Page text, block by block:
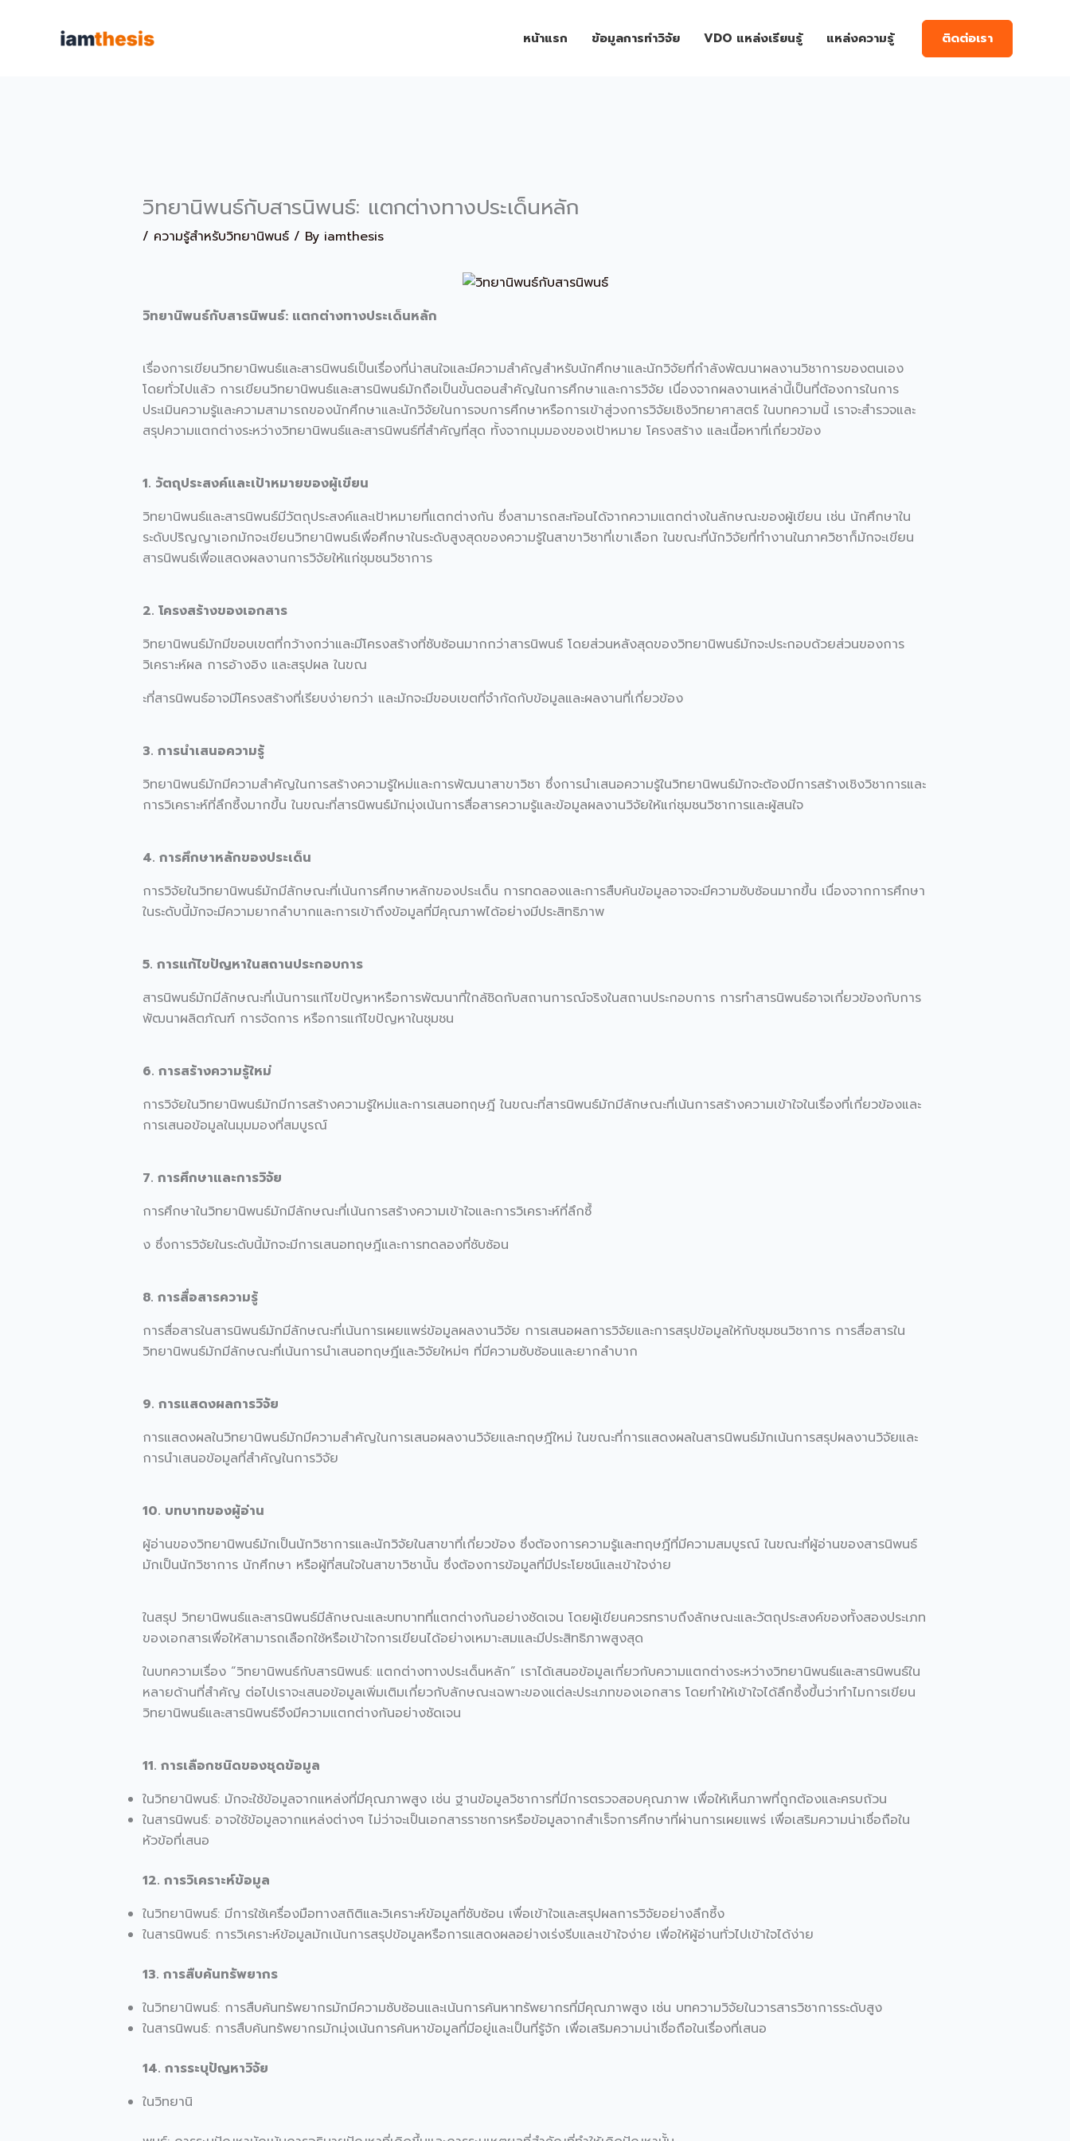
หน้าแรก ข้อมูลการทำวิจัย VDO แหล่งเรียนรู้ แหล่งความรู้ ติดต่อเรา
วิทยานิพนธ์กับสารนิพนธ์: แตกต่างทางประเด็นหลัก
/ ความรู้สำหรับวิทยานิพนธ์/ By iamthesis
วิทยานิพนธ์กับสารนิพนธ์: แตกต่างทางประเด็นหลัก
เรื่องการเขียนวิทยานิพนธ์และสารนิพนธ์เป็นเรื่องที่น่าสนใจและมีความสำคัญสำหรับนักศึกษาและนักวิจัยที่กำลังพัฒนาผลงานวิชาการของตนเอง
โดยทั่วไปแล้ว การเขียนวิทยานิพนธ์และสารนิพนธ์มักถือเป็นขั้นตอนสำคัญในการศึกษาและการวิจัย เนื่องจากผลงานเหล่านี้เป็นที่ต้องการในการ
ประเมินความรู้และความสามารถของนักศึกษาและนักวิจัยในการจบการศึกษาหรือการเข้าสู่วงการวิจัยเชิงวิทยาศาสตร์ ในบทความนี้ เราจะสำรวจและ
สรุปความแตกต่างระหว่างวิทยานิพนธ์และสารนิพนธ์ที่สำคัญที่สุด ทั้งจากมุมมองของเป้าหมาย โครงสร้าง และเนื้อหาที่เกี่ยวข้อง
1. วัตถุประสงค์และเป้าหมายของผู้เขียน
วิทยานิพนธ์และสารนิพนธ์มีวัตถุประสงค์และเป้าหมายที่แตกต่างกัน ซึ่งสามารถสะท้อนได้จากความแตกต่างในลักษณะของผู้เขียน เช่น นักศึกษาใน
ระดับปริญญาเอกมักจะเขียนวิทยานิพนธ์เพื่อศึกษาในระดับสูงสุดของความรู้ในสาขาวิชาที่เขาเลือก ในขณะที่นักวิจัยที่ทำงานในภาควิชาก็มักจะเขียน
สารนิพนธ์เพื่อแสดงผลงานการวิจัยให้แก่ชุมชนวิชาการ
2. โครงสร้างของเอกสาร
วิทยานิพนธ์มักมีขอบเขตที่กว้างกว่าและมีโครงสร้างที่ซับซ้อนมากกว่าสารนิพนธ์ โดยส่วนหลังสุดของวิทยานิพนธ์มักจะประกอบด้วยส่วนของการ
วิเคราะห์ผล การอ้างอิง และสรุปผล ในขณ
ะที่สารนิพนธ์อาจมีโครงสร้างที่เรียบง่ายกว่า และมักจะมีขอบเขตที่จำกัดกับข้อมูลและผลงานที่เกี่ยวข้อง
3. การนำเสนอความรู้
วิทยานิพนธ์มักมีความสำคัญในการสร้างความรู้ใหม่และการพัฒนาสาขาวิชา ซึ่งการนำเสนอความรู้ในวิทยานิพนธ์มักจะต้องมีการสร้างเชิงวิชาการและ
การวิเคราะห์ที่ลึกซึ้งมากขึ้น ในขณะที่สารนิพนธ์มักมุ่งเน้นการสื่อสารความรู้และข้อมูลผลงานวิจัยให้แก่ชุมชนวิชาการและผู้สนใจ
4. การศึกษาหลักของประเด็น
การวิจัยในวิทยานิพนธ์มักมีลักษณะที่เน้นการศึกษาหลักของประเด็น การทดลองและการสืบค้นข้อมูลอาจจะมีความซับซ้อนมากขึ้น เนื่องจากการศึกษา
ในระดับนี้มักจะมีความยากลำบากและการเข้าถึงข้อมูลที่มีคุณภาพได้อย่างมีประสิทธิภาพ
5. การแก้ไขปัญหาในสถานประกอบการ
สารนิพนธ์มักมีลักษณะที่เน้นการแก้ไขปัญหาหรือการพัฒนาที่ใกล้ชิดกับสถานการณ์จริงในสถานประกอบการ การทำสารนิพนธ์อาจเกี่ยวข้องกับการ
พัฒนาผลิตภัณฑ์ การจัดการ หรือการแก้ไขปัญหาในชุมชน
6. การสร้างความรู้ใหม่
การวิจัยในวิทยานิพนธ์มักมีการสร้างความรู้ใหม่และการเสนอทฤษฎี ในขณะที่สารนิพนธ์มักมีลักษณะที่เน้นการสร้างความเข้าใจในเรื่องที่เกี่ยวข้องและ
การเสนอข้อมูลในมุมมองที่สมบูรณ์
7. การศึกษาและการวิจัย
การศึกษาในวิทยานิพนธ์มักมีลักษณะที่เน้นการสร้างความเข้าใจและการวิเคราะห์ที่ลึกซึ้
ง ซึ่งการวิจัยในระดับนี้มักจะมีการเสนอทฤษฎีและการทดลองที่ซับซ้อน
8. การสื่อสารความรู้
การสื่อสารในสารนิพนธ์มักมีลักษณะที่เน้นการเผยแพร่ข้อมูลผลงานวิจัย การเสนอผลการวิจัยและการสรุปข้อมูลให้กับชุมชนวิชาการ การสื่อสารใน
วิทยานิพนธ์มักมีลักษณะที่เน้นการนำเสนอทฤษฎีและวิจัยใหม่ๆ ที่มีความซับซ้อนและยากลำบาก
9. การแสดงผลการวิจัย
การแสดงผลในวิทยานิพนธ์มักมีความสำคัญในการเสนอผลงานวิจัยและทฤษฎีใหม่ ในขณะที่การแสดงผลในสารนิพนธ์มักเน้นการสรุปผลงานวิจัยและ
การนำเสนอข้อมูลที่สำคัญในการวิจัย
10. บทบาทของผู้อ่าน
ผู้อ่านของวิทยานิพนธ์มักเป็นนักวิชาการและนักวิจัยในสาขาที่เกี่ยวข้อง ซึ่งต้องการความรู้และทฤษฎีที่มีความสมบูรณ์ ในขณะที่ผู้อ่านของสารนิพนธ์
มักเป็นนักวิชาการ นักศึกษา หรือผู้ที่สนใจในสาขาวิชานั้น ซึ่งต้องการข้อมูลที่มีประโยชน์และเข้าใจง่าย
ในสรุป วิทยานิพนธ์และสารนิพนธ์มีลักษณะและบทบาทที่แตกต่างกันอย่างชัดเจน โดยผู้เขียนควรทราบถึงลักษณะและวัตถุประสงค์ของทั้งสองประเภท
ของเอกสารเพื่อให้สามารถเลือกใช้หรือเข้าใจการเขียนได้อย่างเหมาะสมและมีประสิทธิภาพสูงสุด
ในบทความเรื่อง “วิทยานิพนธ์กับสารนิพนธ์: แตกต่างทางประเด็นหลัก” เราได้เสนอข้อมูลเกี่ยวกับความแตกต่างระหว่างวิทยานิพนธ์และสารนิพนธ์ใน
หลายด้านที่สำคัญ ต่อไปเราจะเสนอข้อมูลเพิ่มเติมเกี่ยวกับลักษณะเฉพาะของแต่ละประเภทของเอกสาร โดยทำให้เข้าใจได้ลึกซึ้งขึ้นว่าทำไมการเขียน
วิทยานิพนธ์และสารนิพนธ์จึงมีความแตกต่างกันอย่างชัดเจน
11. การเลือกชนิดของชุดข้อมูล
ในวิทยานิพนธ์: มักจะใช้ข้อมูลจากแหล่งที่มีคุณภาพสูง เช่น ฐานข้อมูลวิชาการที่มีการตรวจสอบคุณภาพ เพื่อให้เห็นภาพที่ถูกต้องและครบถ้วน
ในสารนิพนธ์: อาจใช้ข้อมูลจากแหล่งต่างๆ ไม่ว่าจะเป็นเอกสารราชการหรือข้อมูลจากสำเร็จการศึกษาที่ผ่านการเผยแพร่ เพื่อเสริมความน่าเชื่อถือใน
หัวข้อที่เสนอ
12. การวิเคราะห์ข้อมูล
ในวิทยานิพนธ์: มีการใช้เครื่องมือทางสถิติและวิเคราะห์ข้อมูลที่ซับซ้อน เพื่อเข้าใจและสรุปผลการวิจัยอย่างลึกซึ้ง
ในสารนิพนธ์: การวิเคราะห์ข้อมูลมักเน้นการสรุปข้อมูลหรือการแสดงผลอย่างเร่งรีบและเข้าใจง่าย เพื่อให้ผู้อ่านทั่วไปเข้าใจได้ง่าย
13. การสืบค้นทรัพยากร
ในวิทยานิพนธ์: การสืบค้นทรัพยากรมักมีความซับซ้อนและเน้นการค้นหาทรัพยากรที่มีคุณภาพสูง เช่น บทความวิจัยในวารสารวิชาการระดับสูง
ในสารนิพนธ์: การสืบค้นทรัพยากรมักมุ่งเน้นการค้นหาข้อมูลที่มีอยู่และเป็นที่รู้จัก เพื่อเสริมความน่าเชื่อถือในเรื่องที่เสนอ
14. การระบุปัญหาวิจัย
ในวิทยานิ